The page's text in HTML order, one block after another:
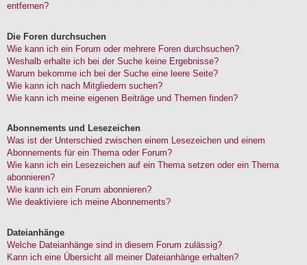
entfernen?
Die Foren durchsuchen
Wie kann ich ein Forum oder mehrere Foren durchsuchen?
Weshalb erhalte ich bei der Suche keine Ergebnisse?
Warum bekomme ich bei der Suche eine leere Seite?
Wie kann ich nach Mitgliedern suchen?
Wie kann ich meine eigenen Beiträge und Themen finden?
Abonnements und Lesezeichen
Was ist der Unterschied zwischen einem Lesezeichen und einem
Abonnements für ein Thema oder Forum?
Wie kann ich ein Lesezeichen auf ein Thema setzen oder ein Thema
abonnieren?
Wie kann ich ein Forum abonnieren?
Wie deaktiviere ich meine Abonnements?
Dateianhänge
Welche Dateianhänge sind in diesem Forum zulässig?
Kann ich eine Übersicht all meiner Dateianhänge erhalten?